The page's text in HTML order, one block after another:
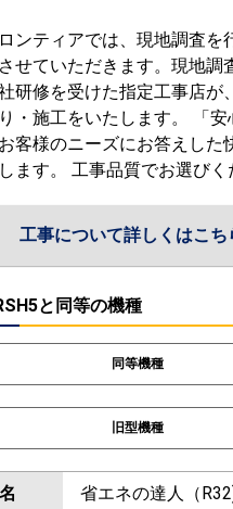
ンティアでは、現地調査を
せていただきます。現地調
研修を受けた指定工事店が
・施工をいたします。 「安
客様のニーズにお答えした
ます。 工事品質でお選びく
工事について詳しくはこち
と同等の機種
同等機種
SZRM63CT
GDSA06314MUB
PEZ-ERMP63D6
旧型機種
SZRM63BYT
SZRM63BJT
省エネの達人（